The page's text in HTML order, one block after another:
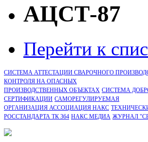
АЦСТ-87
Перейти к
СИСТЕМА АТТЕСТАЦИИ СВАРОЧНОГО
КОНТРОЛЯ НА ОПАСНЫХ
ПРОИЗВОДСТВЕННЫХ ОБЪЕКТАХ СИСТЕМА
CЕРТИФИКАЦИИ САМОРЕГУЛИРУЕМАЯ
ОРГАНИЗАЦИЯ АССОЦИАЦИЯ НАКС
РОССТАНДАРТА ТК 364 НАКС МЕДИА ЖУРНАЛ